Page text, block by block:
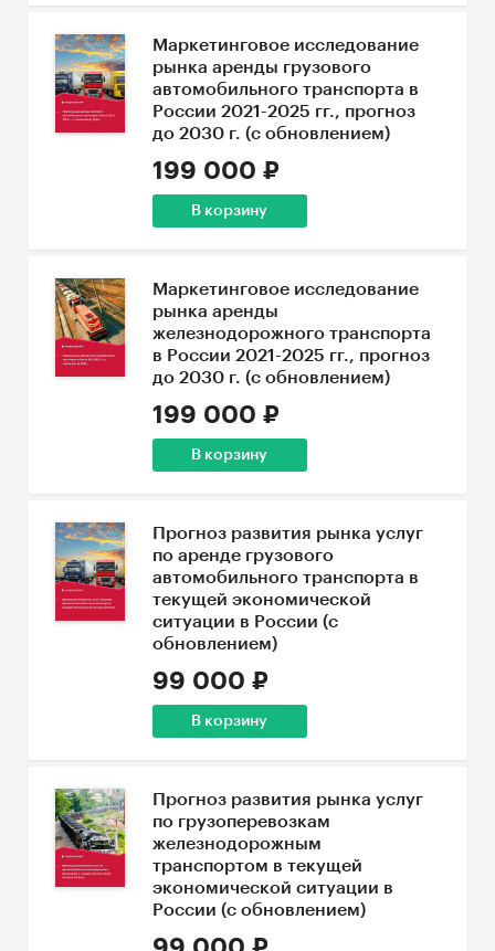
Маркетинговое исследование
рынка аренды грузового
автомобильного транспорта в
России 2021-2025 гг., прогноз
до 2030 г. (с обновлением)
199 000 ₽
В корзину
Маркетинговое исследование
рынка аренды
железнодорожного транспорта
в России 2021-2025 гг., прогноз
до 2030 г. (с обновлением)
199 000 ₽
В корзину
Прогноз развития рынка услуг
по аренде грузового
автомобильного транспорта в
текущей экономической
ситуации в России (с
обновлением)
99 000 ₽
В корзину
Прогноз развития рынка услуг
по грузоперевозкам
железнодорожным
транспортом в текущей
экономической ситуации в
России (с обновлением)